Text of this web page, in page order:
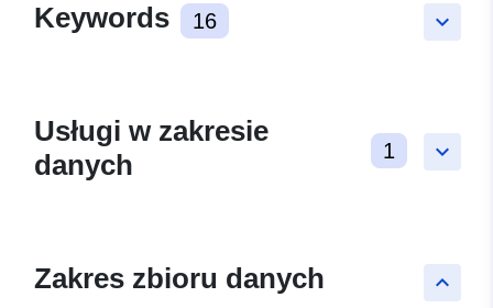
keyboard_arrow_down
Keywords 16
keyboard_arrow_down
Usługi w zakresie
danych
1
keyboard_arrow_up
Zakres zbioru danych